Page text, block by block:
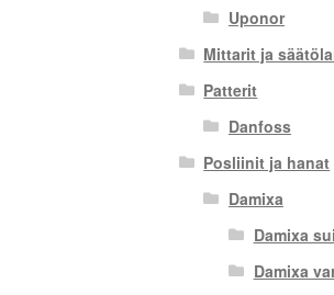
Uponor
Mittarit ja
Patterit
Danfoss
Posliinit ja hanat
Damixa
Damixa
Damixa